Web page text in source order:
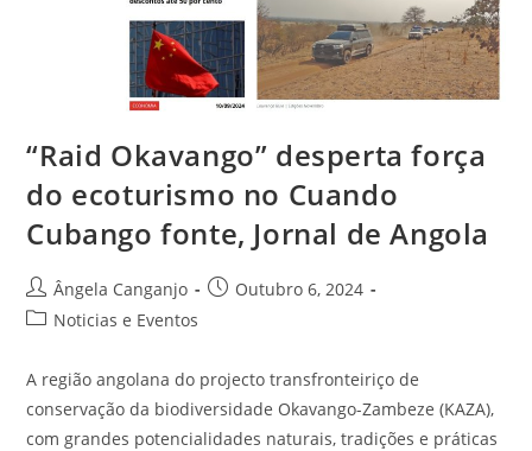
“Raid Okavango” desperta força
do ecoturismo no Cuando
Cubango fonte, Jornal de Angola
Ângela Canganjo
Outubro 6, 2024
Noticias e Eventos
A região angolana do projecto transfronteiriço de
conservação da biodiversidade Okavango-Zambeze (KAZA),
com grandes potencialidades naturais, tradições e práticas